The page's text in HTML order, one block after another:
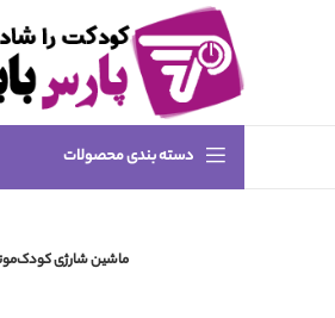
دسته بندی محصولات
ماشین شارژی کودک